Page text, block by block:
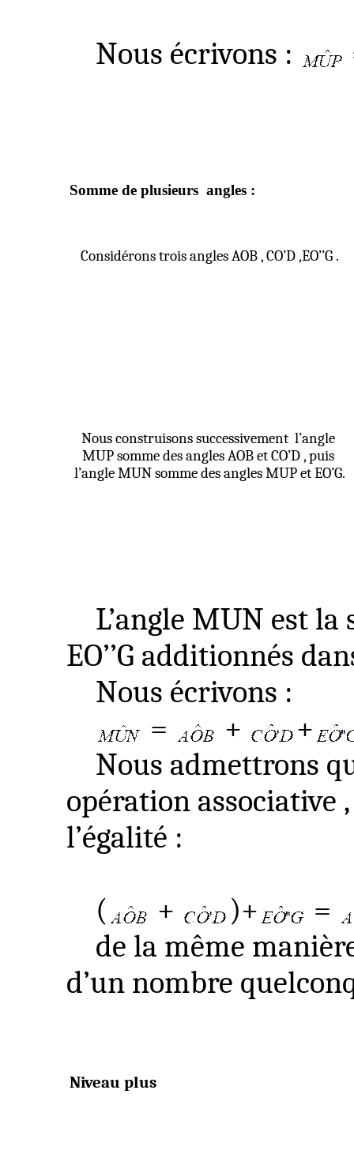
Nous écrivons :
Somme de plusieurs angles :
Considérons trois anglesAOB ,CO’D ,EO’’G .
Nous construisons successivement l’angle
MUP somme des angles AOB etCO’D ,puis
l’angle MUN somme des angles MUP et EO’G.
L’angle MUN est la
EO’’G additionnés
Nous écrivons :
=
+
+
Nous admettrons
opération associative ,
l’égalité :
(
+ )+
=
de la même
d’un nombre
Niveau plus